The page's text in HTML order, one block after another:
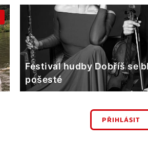
Festival hudby Dobříš se
pošesté
PŘIHLÁSIT